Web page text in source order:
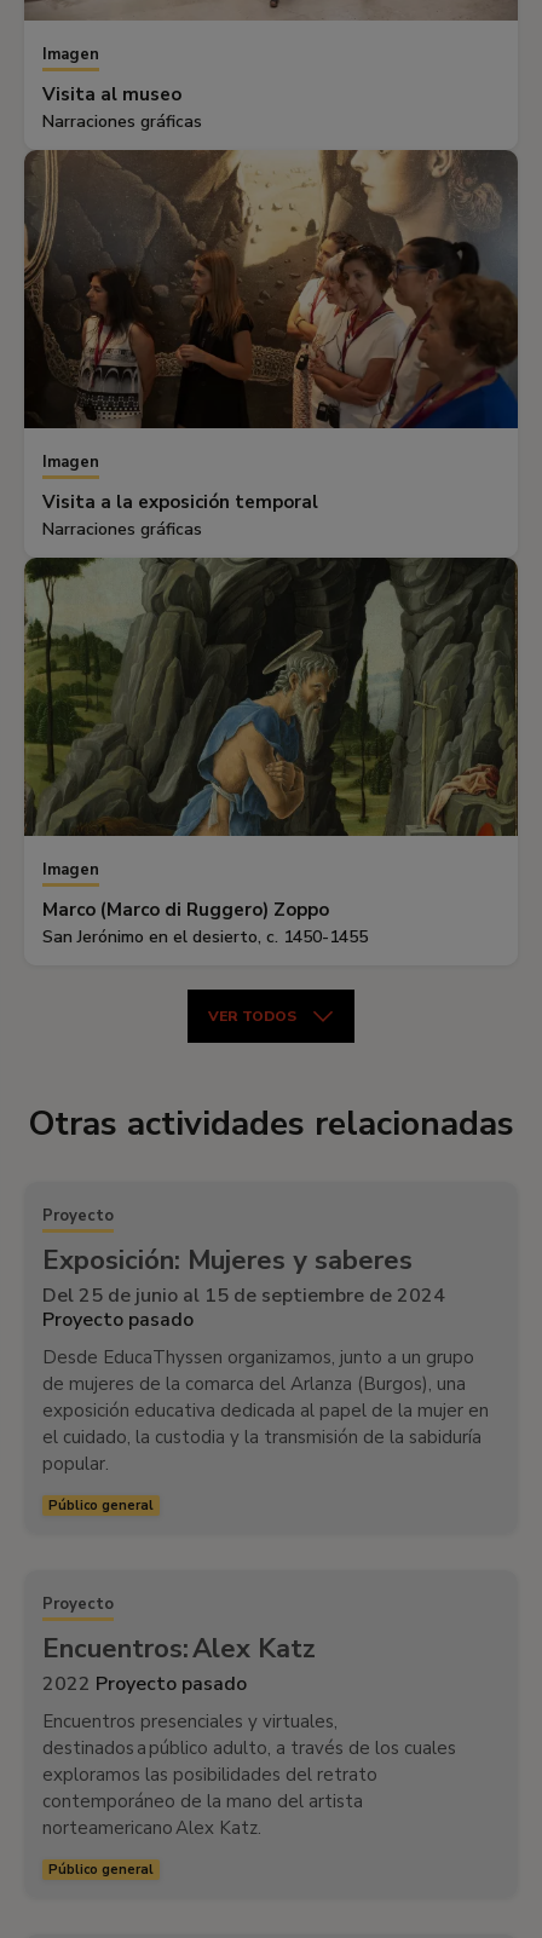
Imagen
Visita al museo
Narraciones gráficas
Imagen
Visita a la exposición temporal
Narraciones gráficas
Imagen
Marco (Marco di Ruggero) Zoppo
San Jerónimo en el desierto, c. 1450-1455
VER TODOS
Otras actividades relacionadas
Proyecto
Exposición: Mujeres y saberes
Del 25 de junio al 15 de septiembre de 2024
Proyecto pasado
Desde EducaThyssen organizamos, junto a un grupo
de mujeres de la comarca del Arlanza (Burgos), una
exposición educativa dedicada al papel de la mujer en
el cuidado, la custodia y la transmisión de la sabiduría
popular.
Público general
Proyecto
Encuentros: Alex Katz
2022 Proyecto pasado
Encuentros presenciales y virtuales,
destinados a público adulto, a través de los cuales
exploramos las posibilidades del retrato
contemporáneo de la mano del artista
norteamericano Alex Katz.
Público general